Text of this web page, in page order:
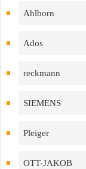
Ahlborn
Ados
reckmann
SIEMENS
Pleiger
OTT-JAKOB